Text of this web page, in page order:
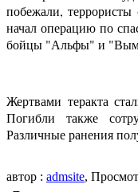
побежали,
начал операцию по
бойцы "Альфы" и
Жертвами теракта
Погибли также
Различные ранения
автор : admsite,